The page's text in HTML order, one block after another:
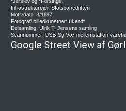
Infrastrukturejer: Statsbanedriften
Motivdato: 3/1897
Fotograf/ billedkunstner: ukendt
Delsamling: Ulrik T. Jensens samling
Scannummer: DSB-Sg-Væ-mellemstation-
Google Street View af